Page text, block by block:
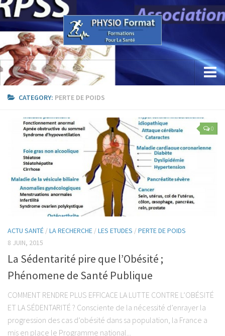
Accueil
Etude / Formation / Recherche
Parcours Professionnel
La Recherche
Sciences Physio Sport Santé
Appareillage & PhysioKine Sport Santé
Les Formations
Post-Grades / E-learning
Concept Ostéopathique
Structurel
Fonctionnel
Viscéral
Tissulaire
CATEGORY: PERTE DE POIDS
0
ACTU SANTÉ /LA RECHERCHE /LES ETUDES /PERTE DE POIDS
8 JUIN, 2015
La Sédentarité pire que l’Obésité ;
Phénomene de Santé Publique
COMMENT RENDRE PLUS EFFICACE LA LUTTE CONTRE L’OBÉSITÉ
ET LA SÉDENTARITÉ ? Consciente de la nécessité d’enrayer la
progression des cas d’obésité dans sa population, la France a
mis en place le Programme national...